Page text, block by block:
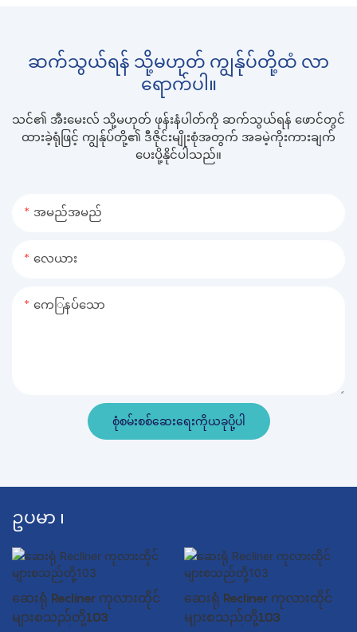
ဆက်သွယ်ရန် သို့မဟုတ် ကျွန်ုပ်တို့ထံ လာ
ရောက်ပါ။
သင်၏ အီးမေးလ် သို့မဟုတ် ဖုန်းနံပါတ်ကို ဆက်သွယ်ရန် ဖောင်တွင်
ထားခဲ့ရုံဖြင့် ကျွန်ုပ်တို့၏ ဒီဇိုင်းမျိုးစုံအတွက် အခမဲ့ကိုးကားချက်
ပေးပို့နိုင်ပါသည်။
အမည်အမည်
လေယား
ကေြနပ်သော
စုံစမ်းစစ်ဆေးရေးကိုယခုပို့ပါ
ဥပမာ ၊
ဆေးရုံ Recliner ကုလားထိုင်
များစသည်တို့103
ဆေးရုံ Recliner ကုလားထိုင်
များစသည်တို့103